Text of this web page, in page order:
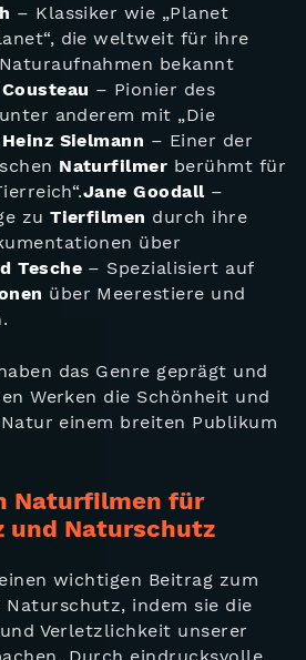
– Klassiker wie „Planet
, die weltweit für ihre
bekannt
– Pionier des
anderem mit „Die
Heinz Sielmann – Einer der
Naturfilmer berühmt für
.Jane Goodall–
zuTierfilmen durch ihre
über
Tesche – Spezialisiert auf
über Meerestiere und
das Genre geprägt und
Werken die Schönheit und
einem breiten Publikum
Naturfilmen für
und Naturschutz
wichtigen Beitrag zum
indem sie die
Verletzlichkeit unserer
Durch eindrucksvolle